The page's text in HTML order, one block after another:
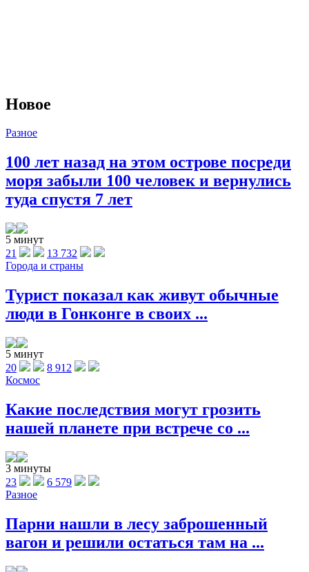
Новое
Разное
100 лет назад на этом острове посреди
моря забыли 100 человек и вернулись
туда спустя 7 лет
5 минут
21
13 732
Города и страны
Турист показал как живут обычные
люди в Гонконге в своих ...
5 минут
20
8 912
Космос
Какие последствия могут грозить
нашей планете при встрече со ...
3 минуты
23
6 579
Разное
Парни нашли в лесу заброшенный
вагон и решили остаться там на ...